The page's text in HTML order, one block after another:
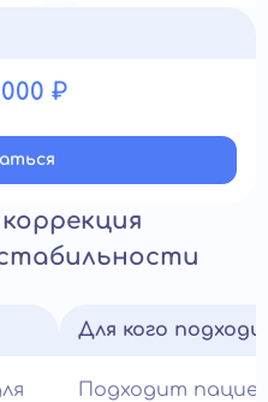
₽
Для кого
Подходит